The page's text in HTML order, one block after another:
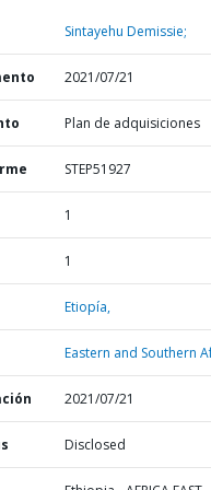
Sintayehu Demissie;
2021/07/21
Plan de adquisiciones
STEP51927
1
1
Etiopía,
Eastern and Southern
2021/07/21
Disclosed